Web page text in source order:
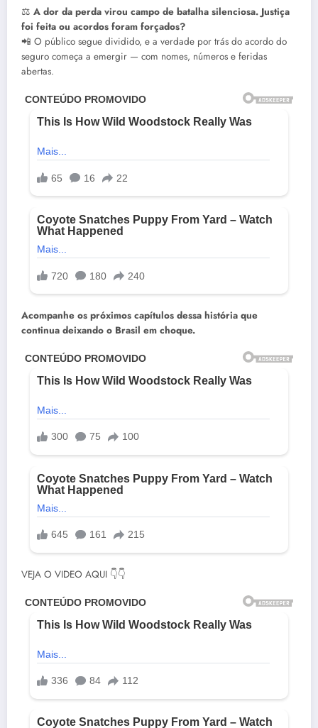
⚖️ A dor da perda virou campo de batalha silenciosa. Justiça
foi feita ou acordos foram forçados?
📲 O público segue dividido, e a verdade por trás do acordo do
seguro começa a emergir — com nomes, números e feridas
abertas.
Acompanhe os próximos capítulos dessa história que
continua deixando o Brasil em choque.
VEJA O VIDEO AQUI 👇👇